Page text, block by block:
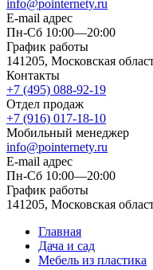
info@pointernety.ru
E-mail адрес
Пн-Сб 10:00—20:00
График работы
141205, Московская
Контакты
+7 (495) 088-92-19
Отдел продаж
+7 (916) 017-18-10
Мобильный менеджер
info@pointernety.ru
E-mail адрес
Пн-Сб 10:00—20:00
График работы
141205, Московская
Главная
Дача и сад
Мебель из пластика